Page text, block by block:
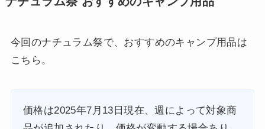
今回のナチュラム祭で、おすすめのキャンプ用品は
こちら。
価格は2025年7月13日現在、週によって対象商